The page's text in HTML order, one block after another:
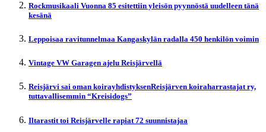
Rockmusikaali Vuonna 85 esitettiin yleisön pyynnöstä uudelleen tänä
kesänä
Leppoisaa ravitunnelmaa Kangaskylän radalla 450 henkilön voimin
Vintage VW Garagen ajelu Reisjärvellä
Reisjärvi sai oman koirayhdistyksenReisjärven koiraharrastajat ry,
tuttavallisemmin “Kreisidogs”
Iltarastit toi Reisjärvelle rapiat 72 suunnistajaa